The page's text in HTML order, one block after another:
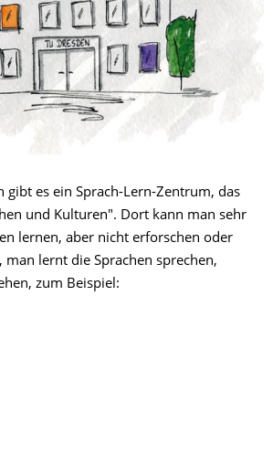
gibt es ein Sprach-Lern-Zentrum, das
und Kulturen". Dort kann man sehr
lernen, aber nicht erforschen oder
man lernt die Sprachen sprechen,
zum Beispiel: